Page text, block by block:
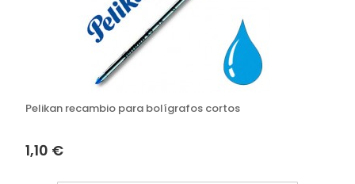
Pelikan recambio para bolígrafos cortos
1,10 €